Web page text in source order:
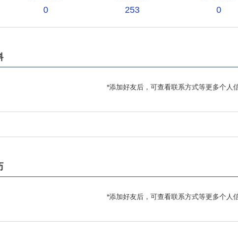
0
253
0
*添加好友后，可查看联系方式等更多个人
*添加好友后，可查看联系方式等更多个人